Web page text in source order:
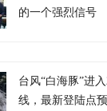
的一个强烈信号
台风“白海豚”进
线，最新登陆点